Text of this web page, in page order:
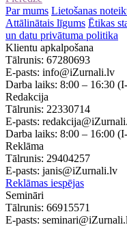
Par mums Lietošanas
Attālinātais līgums Ētikas
un datu privātuma politika
Klientu apkalpošana
Tālrunis: 67280693
E-pasts: info@iZurnali.lv
Darba laiks: 8:00 – 16:30
Redakcija
Tālrunis: 22330714
E-pasts:
Darba laiks: 8:00 – 16:00
Reklāma
Tālrunis: 29404257
E-pasts: janis@iZurnali.lv
Reklāmas iespējas
Semināri
Tālrunis: 66915571
E-pasts: